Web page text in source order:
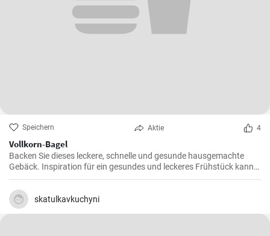
Speichern Aktie 4
Vollkorn-Bagel
Backen Sie dieses leckere, schnelle und gesunde hausgemachte
Gebäck. Inspiration für ein gesundes und leckeres Frühstück kann
man nie genug haben.
skatulkavkuchyni